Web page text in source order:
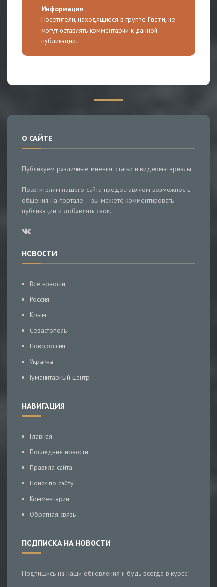
Информация
Посетители, находящиеся в группе Гости, не
могут оставлять комментарии к данной
публикации.
О САЙТЕ
Публикуем различные мнения, статьи и видеоматериалы.
Посетителям нашего сайта предоставляем возможность
общения на портале – вы можете комментировать
публикации и добавлять свои.
НОВОСТИ
Все новости
Россия
Крым
Севастополь
Новороссия
Украина
Гуманитарный центр
НАВИГАЦИЯ
Главная
Последние новости
Правила сайта
Поиск по сайту
Комментарии
Обратная связь
ПОДПИСКА НА НОВОСТИ
Подпишись на наши обновления и будь всегда в курсе!